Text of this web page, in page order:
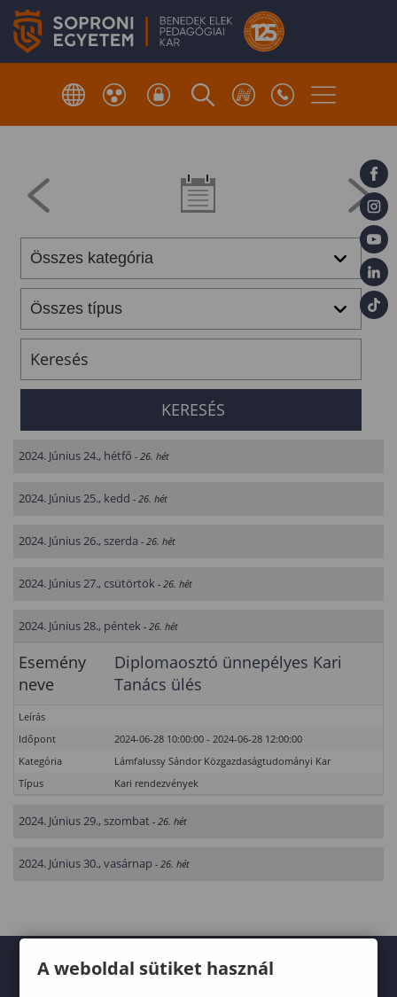
2024. Június 24., hétfő - 26. hét
2024. Június 25., kedd - 26. hét
2024. Június 26., szerda - 26. hét
2024. Június 27., csütörtök - 26. hét
2024. Június 28., péntek - 26. hét
Esemény
neve
Diplomaosztó ünnepélyes Kari
Tanács ülés
Leírás
Időpont
2024-06-28 10:00:00 - 2024-06-28 12:00:00
Kategória
Lámfalussy Sándor Közgazdaságtudományi Kar
Típus
Kari rendezvények
2024. Június 29., szombat - 26. hét
2024. Június 30., vasárnap - 26. hét
A weboldal sütiket használ